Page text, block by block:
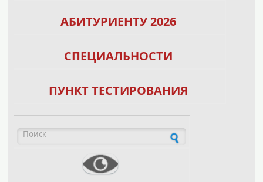
АБИТУРИЕНТУ 2026
СПЕЦИАЛЬНОСТИ
ПУНКТ ТЕСТИРОВАНИЯ